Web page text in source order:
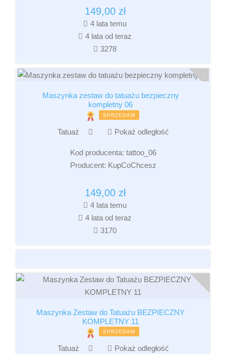
149,00 zł
4 lata temu
4 lata od teraz
3278
Maszynka zestaw do tatuażu bezpieczny
kompletny 06
SPRZEDAM
Tatuaż Pokaż odległość
Kod producenta: tattoo_06
Producent: KupCoChcesz
149,00 zł
4 lata temu
4 lata od teraz
3170
Maszynka Zestaw do Tatuażu BEZPIECZNY
KOMPLETNY 11
SPRZEDAM
Tatuaż Pokaż odległość